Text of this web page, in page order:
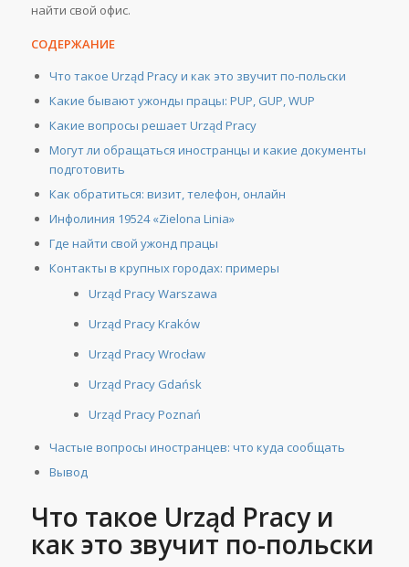
найти свой офис.
СОДЕРЖАНИЕ
Что такое Urząd Pracy и как это звучит по-польски
Какие бывают ужонды працы: PUP, GUP, WUP
Какие вопросы решает Urząd Pracy
Могут ли обращаться иностранцы и какие документы
подготовить
Как обратиться: визит, телефон, онлайн
Инфолиния 19524 «Zielona Linia»
Где найти свой ужонд працы
Контакты в крупных городах: примеры
Urząd Pracy Warszawa
Urząd Pracy Kraków
Urząd Pracy Wrocław
Urząd Pracy Gdańsk
Urząd Pracy Poznań
Частые вопросы иностранцев: что куда сообщать
Вывод
Что такое Urząd Pracy и
как это звучит по-польски